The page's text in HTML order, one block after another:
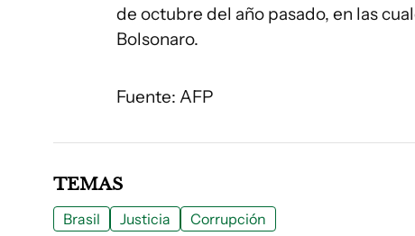
de octubre del año pasado, en las
Bolsonaro.
Fuente: AFP
TEMAS
Brasil Justicia Corrupción